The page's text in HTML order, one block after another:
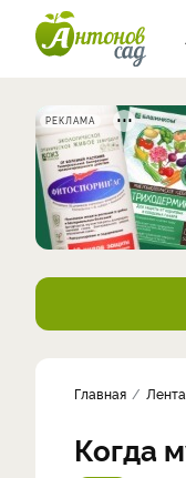
РЕКЛАМА
Главная
Когда